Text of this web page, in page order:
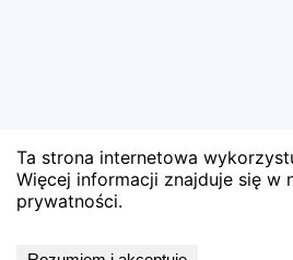
Ta strona internetowa
Więcej informacji znajduje się w
prywatności.